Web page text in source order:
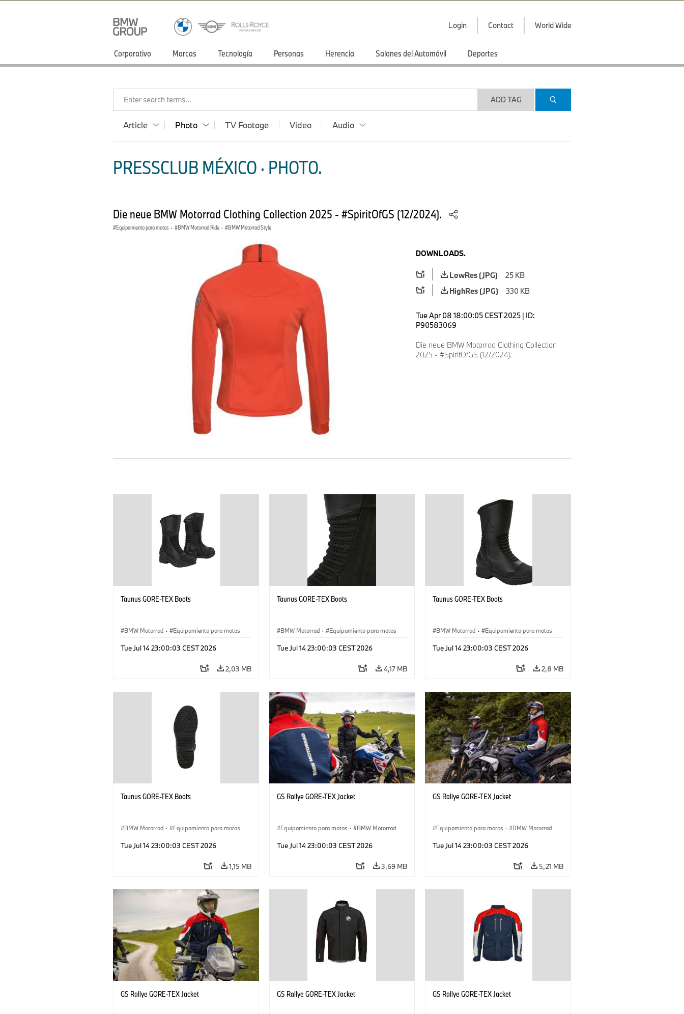
Login Contact World Wide
Corporativo Marcas Tecnología Personas Herencia Salones del Automóvil Deportes
Enter search terms... ADD TAG
Article Photo TV Footage Video Audio
PRESSCLUB MÉXICO · PHOTO.
Die neue BMW Motorrad Clothing Collection 2025 - #SpiritOfGS (12/2024).
Equipamiento para motos · BMW Motorrad Ride · BMW Motorrad Style
DOWNLOADS.
LowRes (JPG)
25 KB
HighRes (JPG)
330 KB
Tue Apr 08 18:00:05 CEST 2025 | ID:
P90583069
Die neue BMW Motorrad Clothing Collection
2025 - #SpiritOfGS (12/2024).
Taunus GORE-TEX Boots
BMW Motorrad · Equipamiento para motos
Tue Jul 14 23:00:03 CEST 2026
2,03 MB
Taunus GORE-TEX Boots
BMW Motorrad · Equipamiento para motos
Tue Jul 14 23:00:03 CEST 2026
4,17 MB
Taunus GORE-TEX Boots
BMW Motorrad · Equipamiento para motos
Tue Jul 14 23:00:03 CEST 2026
2,8 MB
Taunus GORE-TEX Boots
BMW Motorrad · Equipamiento para motos
Tue Jul 14 23:00:03 CEST 2026
1,15 MB
GS Rallye GORE-TEX Jacket
Equipamiento para motos · BMW Motorrad
Tue Jul 14 23:00:03 CEST 2026
3,69 MB
GS Rallye GORE-TEX Jacket
Equipamiento para motos · BMW Motorrad
Tue Jul 14 23:00:03 CEST 2026
5,21 MB
GS Rallye GORE-TEX Jacket GS Rallye GORE-TEX Jacket GS Rallye GORE-TEX Jacket